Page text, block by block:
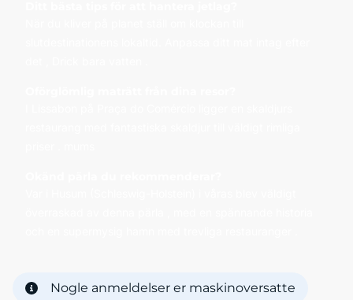
Nogle anmeldelser er maskinoversatte